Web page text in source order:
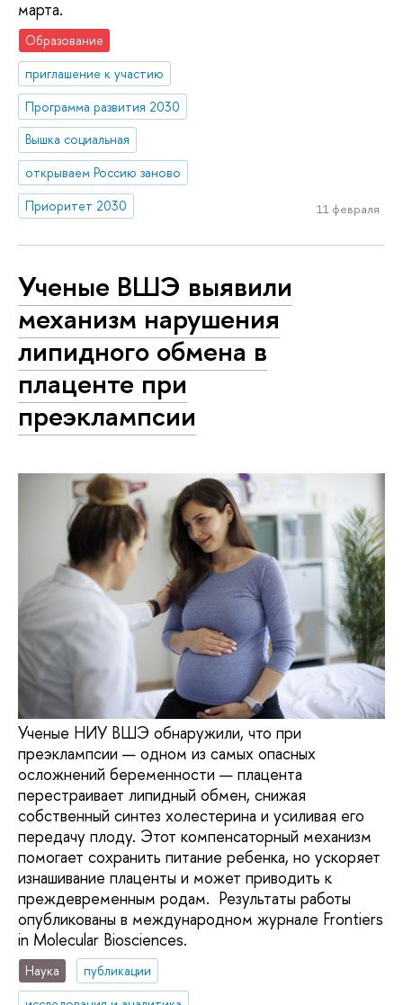
марта.
Образование
приглашение к участию
Программа развития 2030
Вышка социальная
открываем Россию заново
Приоритет 2030
11 февраля
Ученые ВШЭ выявили
механизм нарушения
липидного обмена в
плаценте при
преэклампсии
Ученые НИУ ВШЭ обнаружили, что при
преэклампсии — одном из самых опасных
осложнений беременности — плацента
перестраивает липидный обмен, снижая
собственный синтез холестерина и усиливая его
передачу плоду. Этот компенсаторный механизм
помогает сохранить питание ребенка, но ускоряет
изнашивание плаценты и может приводить к
преждевременным родам. Результаты работы
опубликованы в международном журнале Frontiers
in Molecular Biosciences.
Наука
публикации